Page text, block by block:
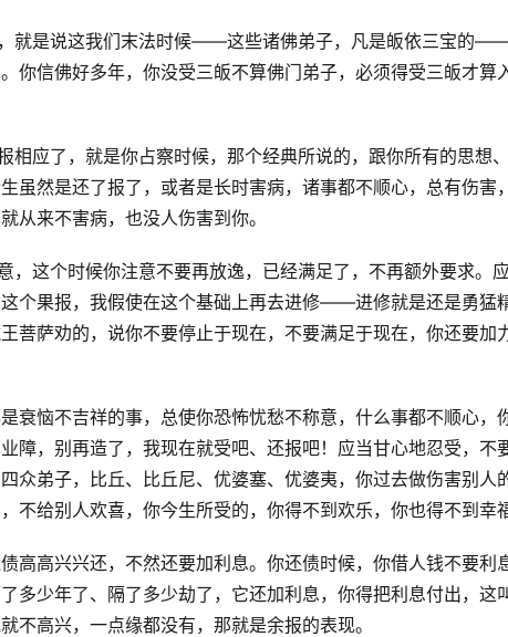
就是说这我们末法时候——这些诸佛弟子，凡是皈依三宝的
你信佛好多年，你没受三皈不算佛门弟子，必须得受三皈才算
相应了，就是你占察时候，那个经典所说的，跟你所有的思想
虽然是还了报了，或者是长时害病，诸事都不顺心，总有伤害
从来不害病，也没人伤害到你。
，这个时候你注意不要再放逸，已经满足了，不再额外要求。
个果报，我假使在这个基础上再去进修——进修就是还是勇猛
菩萨劝的，说你不要停止于现在，不要满足于现在，你还要加
衰恼不吉祥的事，总使你恐怖忧愁不称意，什么事都不顺心，
障，别再造了，我现在就受吧、还报吧！应当甘心地忍受，不
众弟子，比丘、比丘尼、优婆塞、优婆夷，你过去做伤害别人
不给别人欢喜，你今生所受的，你得不到欢乐，你也得不到幸
高高兴兴还，不然还要加利息。你还债时候，你借人钱不要利
多少年了、隔了多少劫了，它还加利息，你得把利息付出，这
不高兴，一点缘都没有，那就是余报的表现。